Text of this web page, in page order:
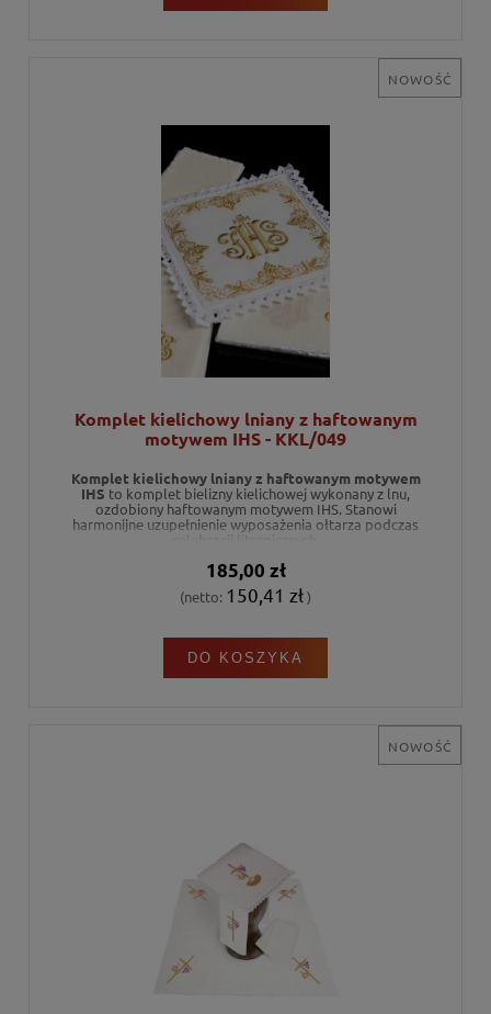
Komplet kielichowy lniany z haftowanym
motywem IHS - KKL/049
Komplet kielichowy lniany z haftowanym motywem
IHS to komplet bielizny kielichowej wykonany z lnu,
ozdobiony haftowanym motywem IHS. Stanowi
harmonijne uzupełnienie wyposażenia ołtarza podczas
celebracji liturgicznych.
185,00 zł
(netto: 150,41 zł)
DO KOSZYKA
NOWOŚĆ
NOWOŚĆ